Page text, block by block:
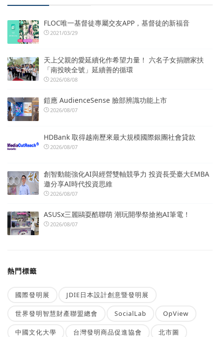
FLOC唯一基督徒專屬交友APP，基督徒的新福音
2021/03/29
天上父親的愛延續化作希望力量！ 六名子女捐贈家扶
「南投映全號」延續善的循環
2026/08/08
鎧應 AudienceSense 臉部辨識功能上市
2026/08/07
HDBank 取得越南歷來最大規模國際銀團社會貸款
2026/08/07
創智動能強化AI與經營雙軸競爭力 投資長受臺大EMBA
邀分享AI時代投資思維
2026/08/07
ASUSx三麗鷗耍酷聯萌 潮玩開學祭搶抱AI筆電！
2026/08/07
熱門標籤
國際發明展 JDIE日本設計創意暨發明展
世界發明智慧財產聯盟總會 SocialLab OpView
中國文化大學 台灣發明商品促進協會 北市圖